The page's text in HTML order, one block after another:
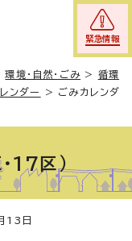
緊急情報
環境・自然・ごみ > 循環
ンダー > ごみカレンダ
17区）
13日